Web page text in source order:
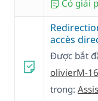
Có giải
accès
Được bắt
olivierM-16
trong: